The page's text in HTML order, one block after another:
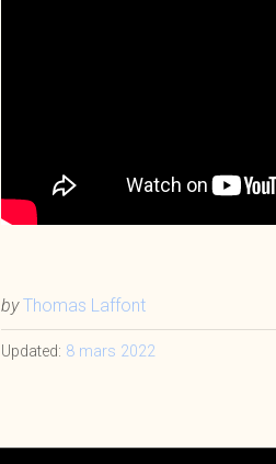
by Thomas Laffont
Updated: 8 mars 2022